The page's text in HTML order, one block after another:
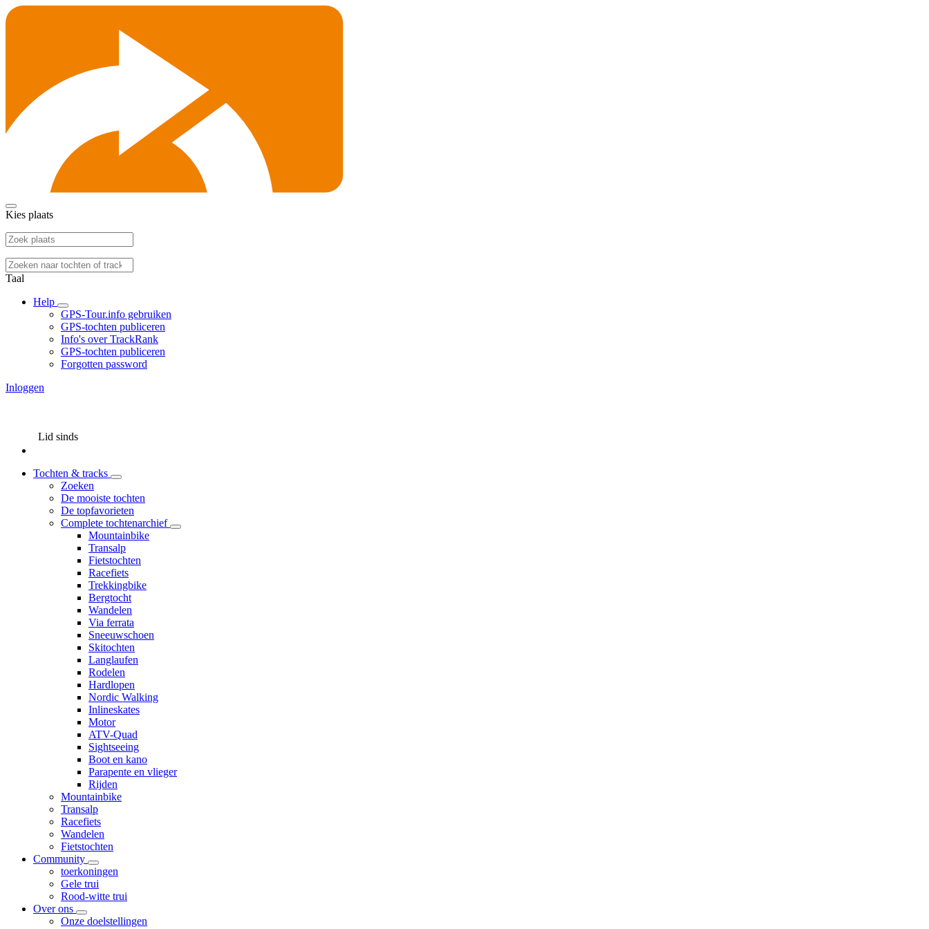
Kies plaats
Taal
Help
GPS-Tour.info gebruiken
GPS-tochten publiceren
Info's over TrackRank
GPS-tochten publiceren
Forgotten password
Inloggen
Lid sinds
Tochten & tracks
Zoeken
De mooiste tochten
De topfavorieten
Complete tochtenarchief
Mountainbike
Transalp
Fietstochten
Racefiets
Trekkingbike
Bergtocht
Wandelen
Via ferrata
Sneeuwschoen
Skitochten
Langlaufen
Rodelen
Hardlopen
Nordic Walking
Inlineskates
Motor
ATV-Quad
Sightseeing
Boot en kano
Parapente en vlieger
Rijden
Mountainbike
Transalp
Racefiets
Wandelen
Fietstochten
Community
toerkoningen
Gele trui
Rood-witte trui
Over ons
Onze doelstellingen